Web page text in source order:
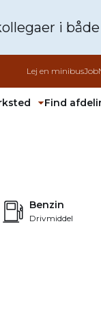
i både
Lej en minibusJob
Fold
Find
Drivmiddel
Benzin